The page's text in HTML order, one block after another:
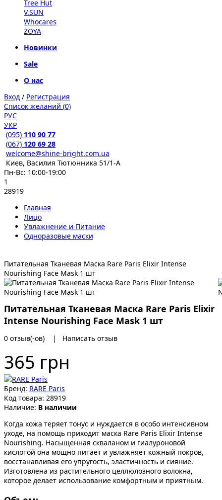
Tree Hut
V.SUN
Whocares
ZOYA
Новинки
Sale
О нас
Вход / Регистрация
Список желаний (0)
РУС
УКР
(095) 110 90 77
(067) 120 69 28
welcome@shine-bright.com.ua
Киев, Василия Тютюнника 51/1-А
Пн-Вс: 10:00-19:00
1
28919
Главная
Лицо
Увлажнение и Питание
Одноразовые маски
Питательная Тканевая Маска Rare Paris Elixir Intense
Nourishing Face Mask 1 шт
Питательная Тканевая Маска Rare Paris Elixir
Intense Nourishing Face Mask 1 шт
0 отзыв(-ов) | Написать отзыв
365 грн
Бренд: RARE Paris
Код товара: 28919
Наличие: В наличии
Когда кожа теряет тонус и нуждается в особо интенсивном
уходе, на помощь приходит маска Rare Paris Elixir Intense
Nourishing. Насыщенная скваланом и гиалуроновой
кислотой она мощно питает и увлажняет кожный покров,
восстанавливая его упругость, эластичность и сияние.
Изготовлена из растительного целлюлозного волокна,
которое делает использование комфортным и приятным.